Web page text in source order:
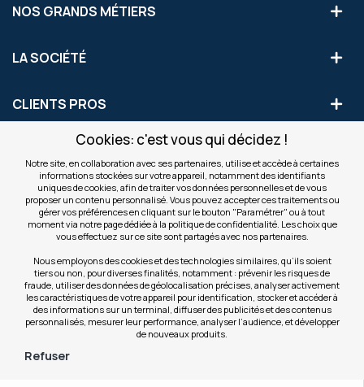
Cookies: c'est vous qui décidez !
Notre site, en collaboration avec ses partenaires, utilise et accède à certaines
informations stockées sur votre appareil, notamment des identifiants
uniques de cookies, afin de traiter vos données personnelles et de vous
proposer un contenu personnalisé. Vous pouvez accepter ces traitements ou
gérer vos préférences en cliquant sur le bouton "Paramétrer" ou à tout
moment via notre page dédiée à la politique de confidentialité. Les choix que
vous effectuez sur ce site sont partagés avec nos partenaires.
Nous employons des cookies et des technologies similaires, qu’ils soient
tiers ou non, pour diverses finalités, notamment : prévenir les risques de
fraude, utiliser des données de géolocalisation précises, analyser activement
les caractéristiques de votre appareil pour identification, stocker et accéder à
des informations sur un terminal, diffuser des publicités et des contenus
personnalisés, mesurer leur performance, analyser l’audience, et développer
de nouveaux produits.
Refuser
NOS GRANDS MÉTIERS
LA SOCIÉTÉ
CLIENTS PROS
S'INSCRIRE AUX OFFRES COMMERCIALES
Inscription
notre
newsletter
Valider
NOS SITES